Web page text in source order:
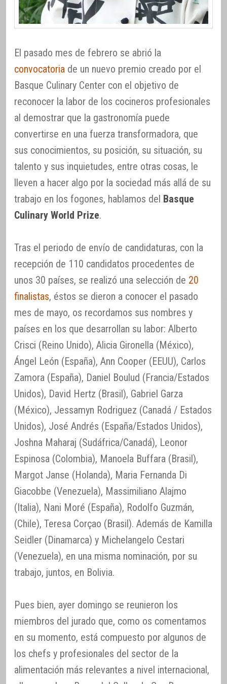
El pasado mes de febrero se abrió la
convocatoria de un nuevo premio creado por el
Basque Culinary Center con el objetivo de
reconocer la labor de los cocineros profesionales
al demostrar que la gastronomía puede
convertirse en una fuerza transformadora, que
sus conocimientos, su posición, su situación, su
talento y sus inquietudes, entre otras cosas, le
lleven a hacer algo por la sociedad más allá de su
trabajo en los fogones, hablamos del Basque
Culinary World Prize.
Tras el periodo de envío de candidaturas, con la
recepción de 110 candidatos procedentes de
unos 30 países, se realizó una selección de 20
finalistas, éstos se dieron a conocer el pasado
mes de mayo, os recordamos sus nombres y
países en los que desarrollan su labor: Alberto
Crisci (Reino Unido), Alicia Gironella (México),
Ángel León (España), Ann Cooper (EEUU), Carlos
Zamora (España), Daniel Boulud (Francia/Estados
Unidos), David Hertz (Brasil), Gabriel Garza
(México), Jessamyn Rodriguez (Canadá / Estados
Unidos), José Andrés (España/Estados Unidos),
Joshna Maharaj (Sudáfrica/Canadá), Leonor
Espinosa (Colombia), Manoela Buffara (Brasil),
Margot Janse (Holanda), Maria Fernanda Di
Giacobbe (Venezuela), Massimiliano Alajmo
(Italia), Nani Moré (España), Rodolfo Guzmán,
(Chile), Teresa Corçao (Brasil). Además de Kamilla
Seidler (Dinamarca) y Michelangelo Cestari
(Venezuela), en una misma nominación, por su
trabajo, juntos, en Bolivia.
Pues bien, ayer domingo se reunieron los
miembros del jurado que, como os comentamos
en su momento, está compuesto por algunos de
los chefs y profesionales del sector de la
alimentación más relevantes a nivel internacional,